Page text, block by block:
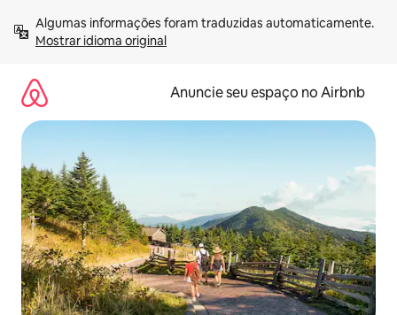
para
Mostrar idioma original
Anuncie seu espaço no Airbnb